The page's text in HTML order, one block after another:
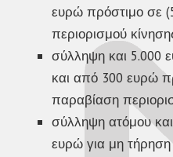
ευρώ πρόστιμο σε
περιορισμού
σύλληψη και 5.000
και από 300 ευρώ
παραβίαση
σύλληψη ατόμου
ευρώ για μη τήρηση